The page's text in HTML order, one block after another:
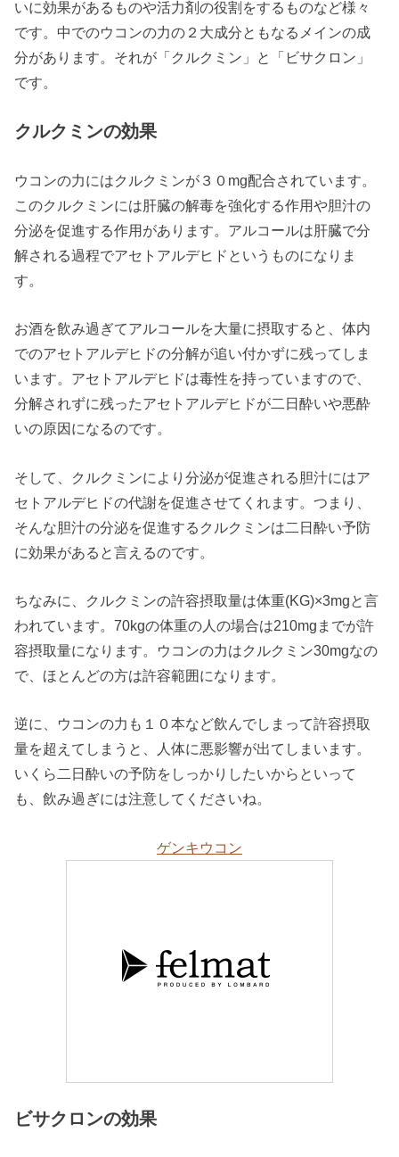
いに効果があるものや活力剤の役割をするものなど様々
です。中でのウコンの力の２大成分ともなるメインの成
分があります。それが「クルクミン」と「ビサクロン」
です。
クルクミンの効果
ウコンの力にはクルクミンが３０mg配合されています。
このクルクミンには肝臓の解毒を強化する作用や胆汁の
分泌を促進する作用があります。アルコールは肝臓で分
解される過程でアセトアルデヒドというものになりま
す。
お酒を飲み過ぎてアルコールを大量に摂取すると、体内
でのアセトアルデヒドの分解が追い付かずに残ってしま
います。アセトアルデヒドは毒性を持っていますので、
分解されずに残ったアセトアルデヒドが二日酔いや悪酔
いの原因になるのです。
そして、クルクミンにより分泌が促進される胆汁にはア
セトアルデヒドの代謝を促進させてくれます。つまり、
そんな胆汁の分泌を促進するクルクミンは二日酔い予防
に効果があると言えるのです。
ちなみに、クルクミンの許容摂取量は体重(KG)×3mgと言
われています。70kgの体重の人の場合は210mgまでが許
容摂取量になります。ウコンの力はクルクミン30mgなの
で、ほとんどの方は許容範囲になります。
逆に、ウコンの力も１０本など飲んでしまって許容摂取
量を超えてしまうと、人体に悪影響が出てしまいます。
いくら二日酔いの予防をしっかりしたいからといって
も、飲み過ぎには注意してくださいね。
ゲンキウコン
ビサクロンの効果